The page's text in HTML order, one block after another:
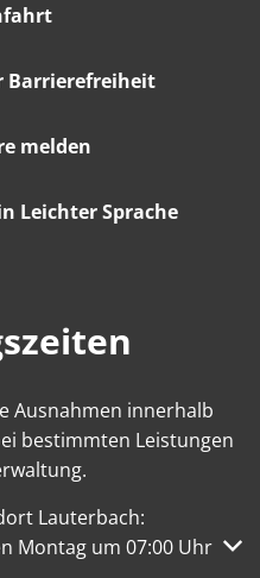
Barrierefreiheit
melden
Leichter Sprache
Ausnahmen innerhalb
bestimmten Leistungen
Lauterbach:
oder Schließzeiten
Montag um 07:00 Uhr